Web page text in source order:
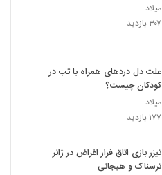
میلاد
۳۰۷ بازدید
علت دل دردهای همراه با تب در
کودکان چیست؟
میلاد
۱۷۷ بازدید
تیزر بازی اتاق فرار اغراض در ژانر
ترسناک و هیجانی